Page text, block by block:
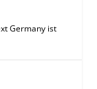
Germany ist